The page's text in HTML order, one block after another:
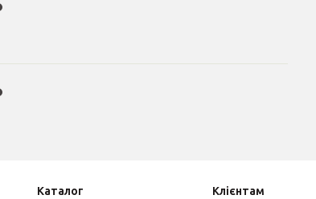
Каталог Клієнтам